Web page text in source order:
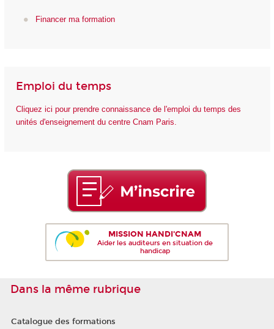
Financer ma formation
Emploi du temps
Cliquez ici pour prendre connaissance de l'emploi du temps des
unités d'enseignement du centre Cnam Paris.
MISSION HANDI'CNAM
Aider les auditeurs en situation de
handicap
Dans la même rubrique
Catalogue des formations